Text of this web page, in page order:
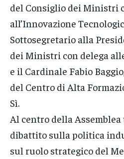
del Consiglio dei Ministri
all’Innovazione
Sottosegretario alla
dei Ministri con delega
e il Cardinale Fabio
del Centro di Alta
Sì.
Al centro della
dibattito sulla politica
sul ruolo strategico del